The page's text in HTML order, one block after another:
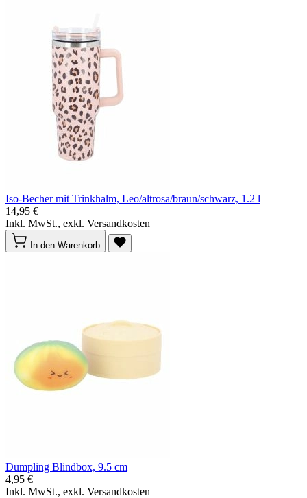
Iso-Becher mit Trinkhalm, Leo/altrosa/braun/schwarz, 1.2 l
14,95 €
Inkl. MwSt., exkl. Versandkosten
In den Warenkorb
Dumpling Blindbox, 9.5 cm
4,95 €
Inkl. MwSt., exkl. Versandkosten